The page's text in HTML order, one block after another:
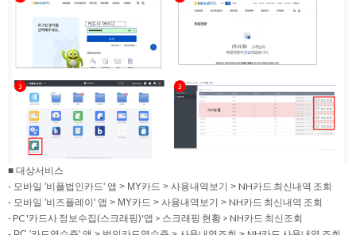
■ 대상서비스
- 모바일 '비플법인카드' 앱 > MY카드 > 사용내역보기 > NH카드 최신내역 조회
- 모바일 '비즈플레이' 앱 > MY카드 > 사용내역보기 > NH카드 최신내역 조회
- PC '카드사 정보수집(스크래핑)'앱 > 스크래핑 현황 > NH카드 최신조회